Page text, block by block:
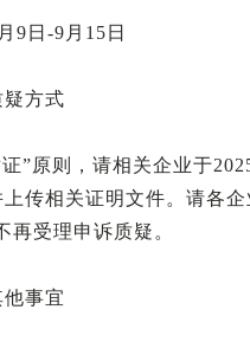
9日-9月15日
疑方式
”原则，请相关企业于
传相关证明文件。请各企
受理申诉质疑。
他事宜